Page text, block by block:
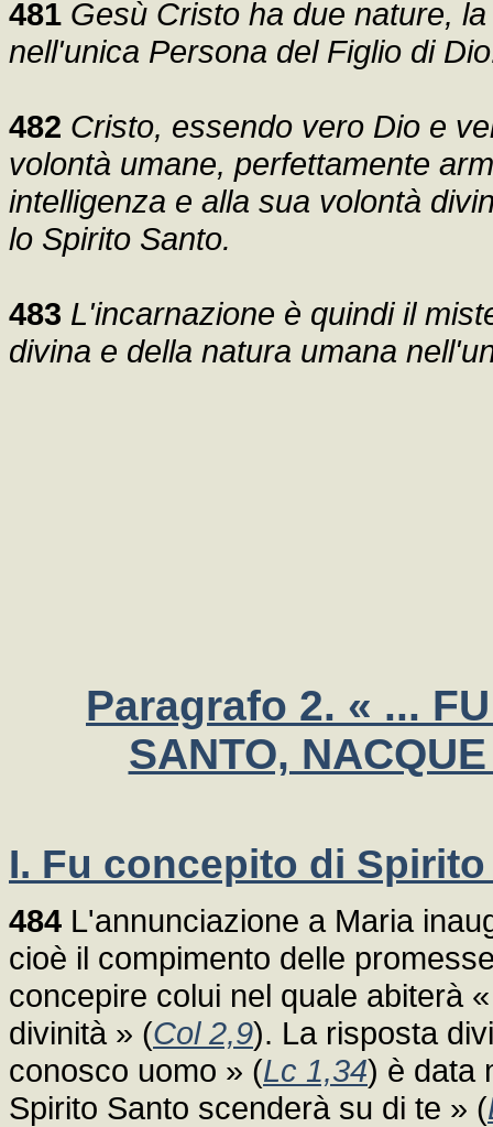
481 Gesù Cristo ha due nature,
nell'unica Persona del Figlio di
482 Cristo, essendo vero Dio e
volontà umane, perfettamente
intelligenza e alla sua volontà
lo Spirito Santo.
483 L'incarnazione è quindi il
divina e della natura umana
Paragrafo 2. « ...
SANTO,
I. Fu concepito di Spirito
484 L'annunciazione a Maria
cioè il compimento delle
concepire colui nel quale abiterà
divinità » (Col 2,9). La risposta
conosco uomo » (Lc 1,34) è data
Spirito Santo scenderà su di te » (